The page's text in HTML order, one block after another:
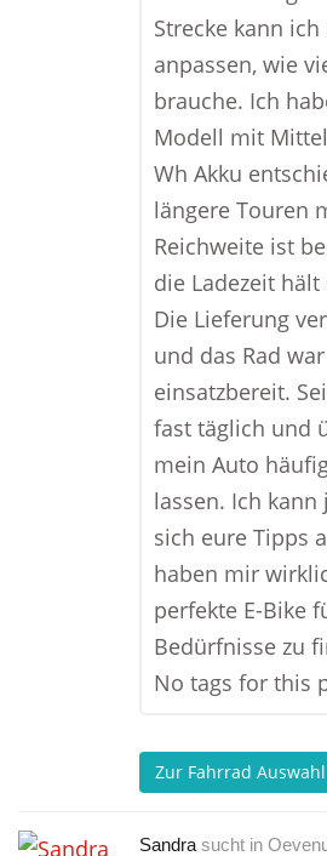
Strecke kann
anpassen, wie
brauche. Ich
Modell mit
Wh Akku
längere Touren
Reichweite ist
die Ladezeit
Die Lieferung
und das Rad
einsatzbereit.
fast täglich und
mein Auto
lassen. Ich
sich eure Tipps
haben mir
perfekte E-Bike
Bedürfnisse zu
No tags for this
Zur Fahrrad Auswahl
Sandra sucht in